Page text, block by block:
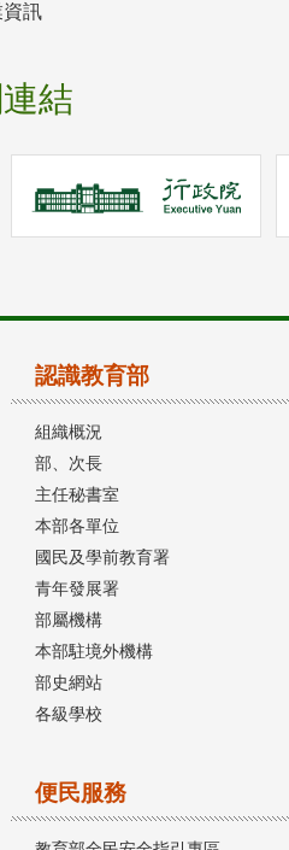
資訊
結
認識教育部
組織概況
部、次長
主任秘書室
本部各單位
國民及學前教育署
青年發展署
部屬機構
本部駐境外機構
部史網站
各級學校
便民服務